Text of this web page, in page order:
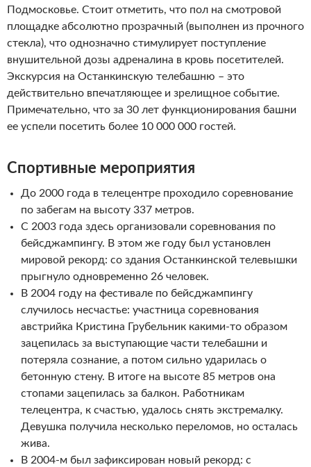
Подмосковье. Стоит отметить, что пол на смотровой
площадке абсолютно прозрачный (выполнен из прочного
стекла), что однозначно стимулирует поступление
внушительной дозы адреналина в кровь посетителей.
Экскурсия на Останкинскую телебашню – это
действительно впечатляющее и зрелищное событие.
Примечательно, что за 30 лет функционирования башни
ее успели посетить более 10 000 000 гостей.
Спортивные мероприятия
До 2000 года в телецентре проходило соревнование
по забегам на высоту 337 метров.
С 2003 года здесь организовали соревнования по
бейсджампингу. В этом же году был установлен
мировой рекорд: со здания Останкинской телевышки
прыгнуло одновременно 26 человек.
В 2004 году на фестивале по бейсджампингу
случилось несчастье: участница соревнования
австрийка Кристина Грубельник какими-то образом
зацепилась за выступающие части телебашни и
потеряла сознание, а потом сильно ударилась о
бетонную стену. В итоге на высоте 85 метров она
стопами зацепилась за балкон. Работникам
телецентра, к счастью, удалось снять экстремалку.
Девушка получила несколько переломов, но осталась
жива.
В 2004-м был зафиксирован новый рекорд: с